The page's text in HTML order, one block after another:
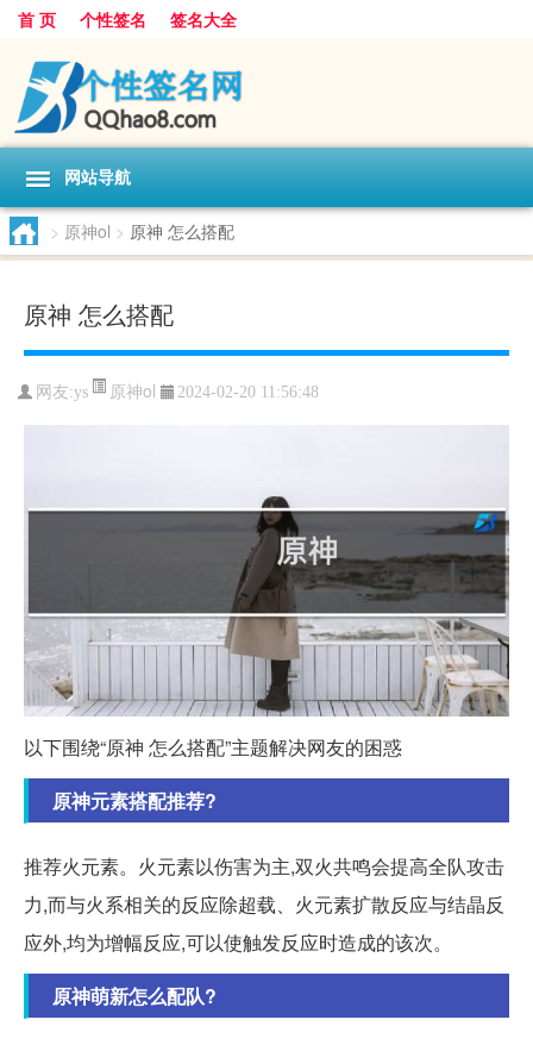
首 页 个性签名 签名大全
网站导航
> 原神ol > 原神 怎么搭配
原神 怎么搭配
网友:ys 原神ol 2024-02-20 11:56:48
以下围绕“原神 怎么搭配”主题解决网友的困惑
原神元素搭配推荐?
推荐火元素。火元素以伤害为主,双火共鸣会提高全队攻击
力,而与火系相关的反应除超载、火元素扩散反应与结晶反
应外,均为增幅反应,可以使触发反应时造成的该次。
原神萌新怎么配队?